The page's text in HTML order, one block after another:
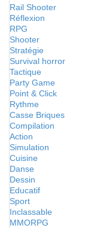
Rail Shooter
Réflexion
RPG
Shooter
Stratégie
Survival horror
Tactique
Party Game
Point & Click
Rythme
Casse Briques
Compilation
Action
Simulation
Cuisine
Danse
Dessin
Educatif
Sport
Inclassable
MMORPG